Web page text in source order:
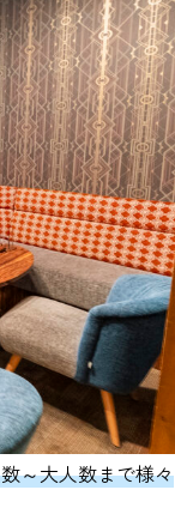
～大人数まで様々